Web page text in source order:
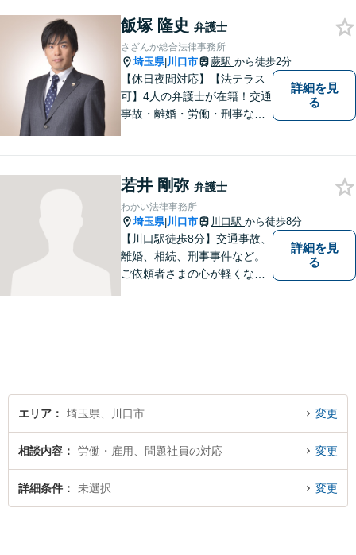
す。親身な対応には定評がご
ざいます。【FP２級】【宅
建】
飯塚 隆史 弁護士
さざんか総合法律事務所
埼玉県|川口市 蕨駅 から徒歩2分
【休日夜間対応】【法テラス
可】4人の弁護士が在籍！交通
事故・離婚・労働・刑事な
りごとがあれば、お早めにご
相談を！
詳細を見
る
若井 剛弥 弁護士
わかい法律事務所
埼玉県|川口市 川口駅 から徒歩8分
【川口駅徒歩8分】交通事故、
離婚、相続、刑事事件など。
ご依頼者さまの心が軽くなる
詳細を見
る
エリア 埼玉県、川口市 変更
相談内容 労働・雇用、問題社員の対応 変更
詳細条件 未選択 変更